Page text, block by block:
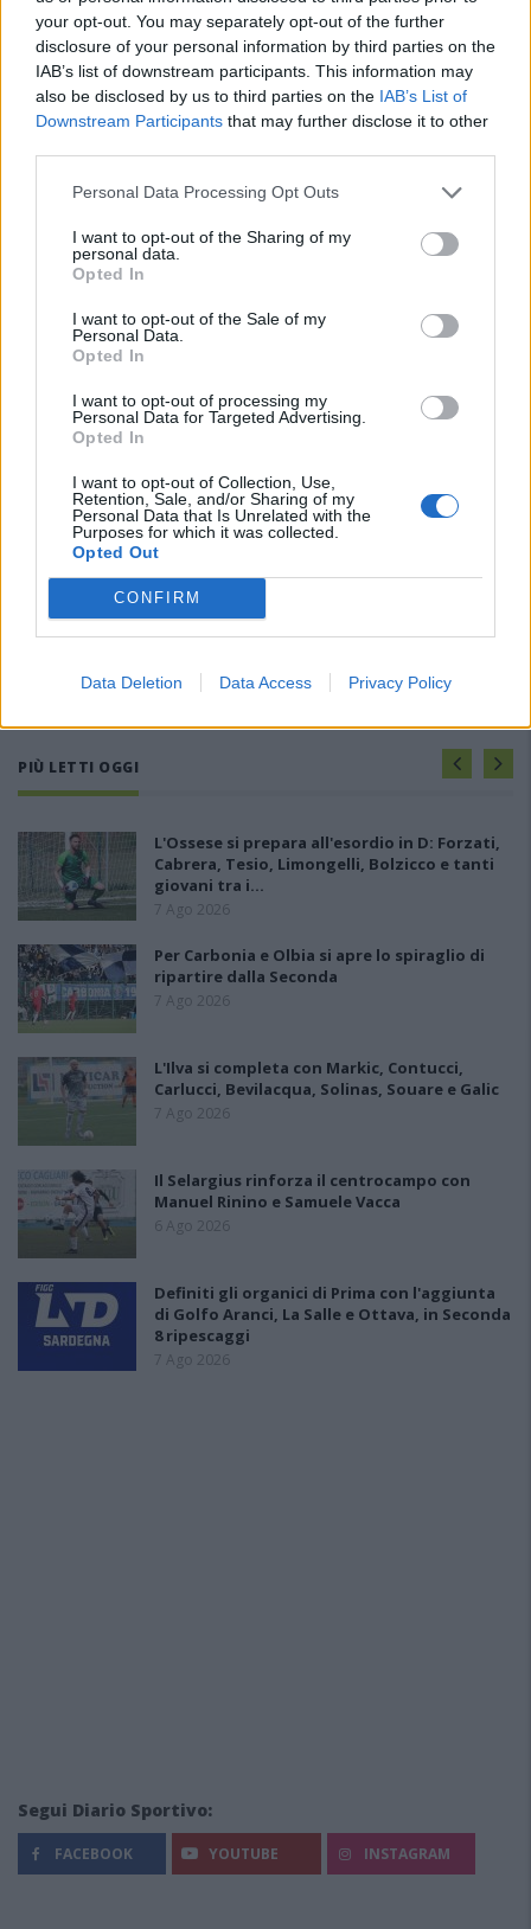
your opt-out. You may separately opt-out of the further
disclosure of your personal information by third parties on the
IAB’s list of downstream participants. This information may
also be disclosed by us to third parties on the IAB’s List of
Downstream Participants that may further disclose it to other
Personal Data Processing Opt Outs
I want to opt-out of the Sharing of my
personal data.
Opted In
I want to opt-out of the Sale of my
Personal Data.
Opted In
I want to opt-out of processing my
Personal Data for Targeted Advertising.
Opted In
I want to opt-out of Collection, Use,
Retention, Sale, and/or Sharing of my
Personal Data that Is Unrelated with the
Purposes for which it was collected.
Opted Out
CONFIRM
Data Deletion Data Access Privacy Policy
PIÙ LETTI OGGI
L'Ossese si prepara all'esordio in D: Forzati,
Cabrera, Tesio, Limongelli, Bolzicco e tanti
giovani tra i…
7 Ago 2026
Per Carbonia e Olbia si apre lo spiraglio di
ripartire dalla Seconda
7 Ago 2026
L'Ilva si completa con Markic, Contucci,
Carlucci, Bevilacqua, Solinas, Souare e Galic
7 Ago 2026
Il Selargius rinforza il centrocampo con
Manuel Rinino e Samuele Vacca
6 Ago 2026
Definiti gli organici di Prima con l'aggiunta
di Golfo Aranci, La Salle e Ottava, in Seconda
8 ripescaggi
7 Ago 2026
Segui Diario Sportivo:
FACEBOOK YOUTUBE INSTAGRAM